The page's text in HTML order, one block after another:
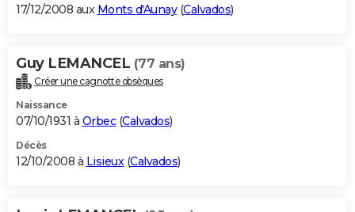
17/12/2008 aux Monts d'Aunay(Calvados)
Guy LEMANCEL (77 ans)
Créer une cagnotte obsèques
Naissance
07/10/1931 à Orbec(Calvados)
Décès
12/10/2008 à Lisieux(Calvados)